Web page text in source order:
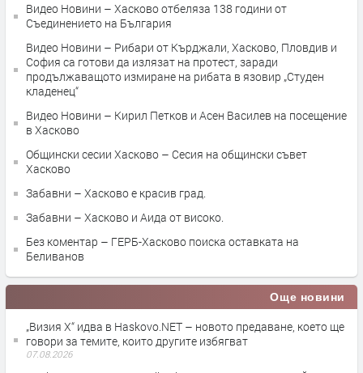
Видео Новини – Хасково отбеляза 138 години от
Съединението на България
Видео Новини – Рибари от Кърджали, Хасково, Пловдив и
София са готови да излязат на протест, заради
продължаващото измиране на рибата в язовир „Студен
кладенец“
Видео Новини – Кирил Петков и Асен Василев на посещение
в Хасково
Общински сесии Хасково – Сесия на общински съвет
Хасково
Забавни – Хасково е красив град.
Забавни – Хасково и Аида от високо.
Без коментар – ГЕРБ-Хасково поиска оставката на
Беливанов
Още новини
„Визия Х“ идва в Haskovo.NET – новото предаване, което ще
говори за темите, които другите избягват
07.08.2026